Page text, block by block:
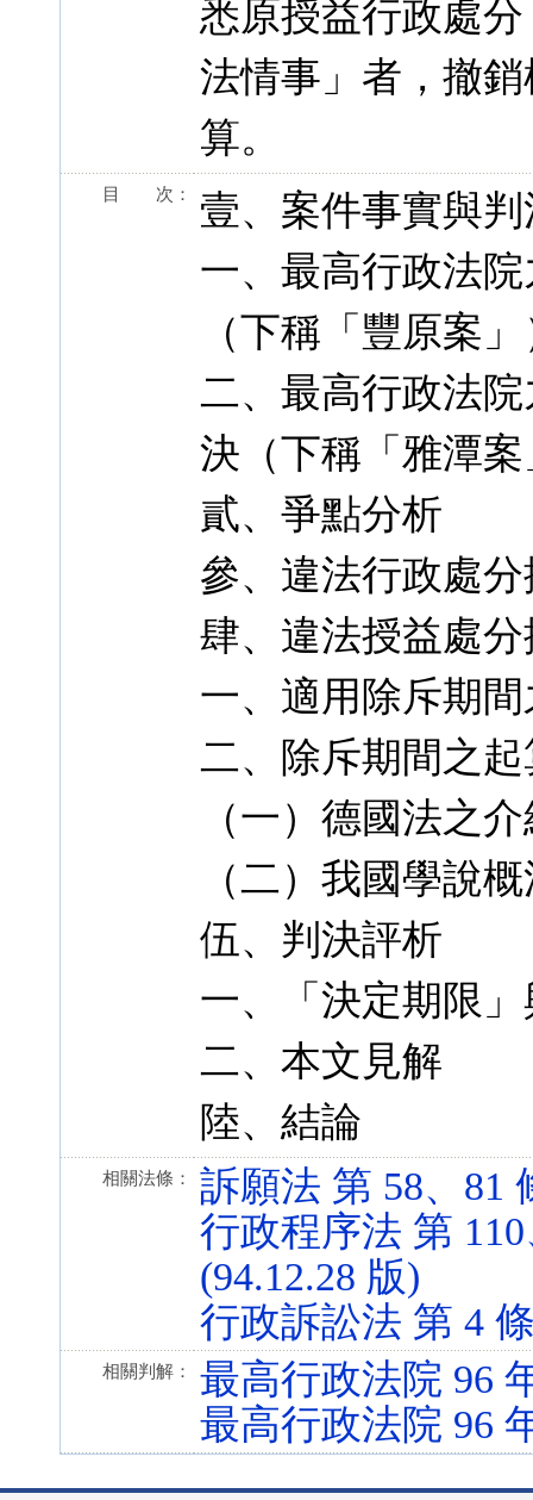
悉原授益行政處
法情事」者，撤
算。
目 次：
壹、案件事實與
一、最高行政法
（下稱「豐原案
二、最高行政法
決（下稱「雅潭
貳、爭點分析
參、違法行政處
肆、違法授益處
一、適用除斥期
二、除斥期間之
（一）德國法之
（二）我國學說
伍、判決評析
一、「決定期限
二、本文見解
陸、結論
相關法條：
訴願法 第 58、81
行政程序法 第 110
(94.12.28 版)
行政訴訟法 第 4
相關判解：
最高行政法院 96
最高行政法院 96